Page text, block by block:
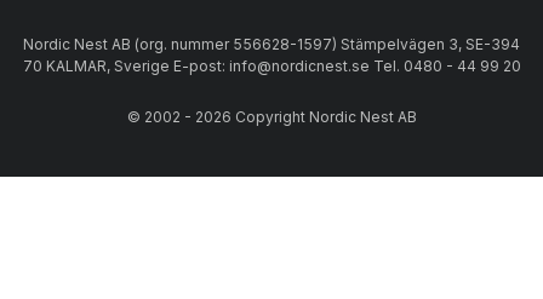
Nordic Nest AB (org. nummer 556628-1597) Stämpelvägen 3, SE-394
70 KALMAR, Sverige E-post: info@nordicnest.se Tel. 0480 - 44 99 20
© 2002 - 2026 Copyright Nordic Nest AB